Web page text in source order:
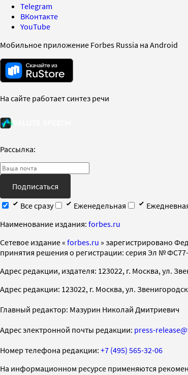
Telegram
ВКонтакте
YouTube
Мобильное приложение Forbes Russia на Android
На сайте работает синтез речи
Рассылка:
Подписаться
Все сразу
Еженедельная
Наименование издания: forbes.ru
Cетевое издание « forbes.ru » зарегистрировано
принятия решения о регистрации: серия Эл № ФС77-
Адрес редакции, издателя: 123022, г. Москва, ул.
Адрес редакции: 123022, г. Москва, ул.
Главный редактор: Мазурин Николай Дмитриевич
Адрес электронной почты редакции: press-
Номер телефона редакции: +7 (495) 565-32-06
На информационном ресурсе применяются